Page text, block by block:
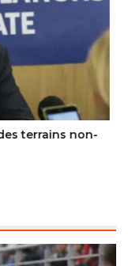
malgré le bon